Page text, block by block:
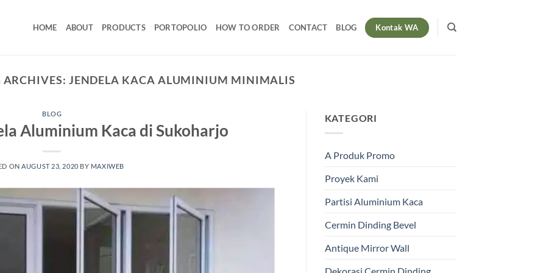
HOME ABOUT PRODUCTS PORTOPOLIO HOW TO ORDER CONTACT BLOG Kontak WA
ARCHIVES: JENDELA KACA ALUMINIUM MINIMALIS
BLOG
Aluminium Kaca di Sukoharjo
ONAUGUST 23, 2020 BY MAXIWEB
KATEGORI
A Produk Promo
Proyek Kami
Partisi Aluminium Kaca
Cermin Dinding Bevel
Antique Mirror Wall